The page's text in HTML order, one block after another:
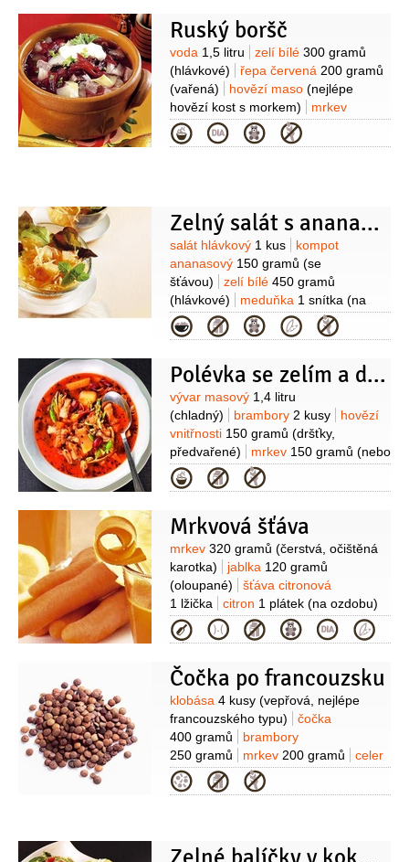
(33%)
víno červené
masový2 decilitry
máslo
80 gramů
slanina60 gramů
Ruský boršč
Suroviny
voda 1,5 litru zelí bílé 300 gramů
(hlávkové)
řepa červená 200 gramů
(vařená)
hovězí maso (nejlépe
hovězí kost s morkem)
mrkev
100 gramů
(nebo jiná kořenová
zelenina)
slanina
Kategorie
Zelný salát s ananasem
Suroviny
salát hlávkový 1 kus
kompot
ananasový 150 gramů (se
šťávou)
zelí bílé 450 gramů
(hlávkové)
meduňka 1 snítka (na
ozdobení)
mrkev
1 kus
(nastrouhaná)
rozinky1 hrst
2 lžíce
sůl1 špetka (dle chuti )
ocet
jablečný
3 lžíce (dle chuti)
Kategorie
Polévka se zelím a dršťkami
Suroviny
vývar masový 1,4 litru
(chladný)
brambory 2 kusy
hovězí
vnitřnosti 150 gramů (dršťky,
předvařené)
mrkev 150 gramů (nebo
jiná kořenová zelenina)
120 gramů
cibule1 kus
fazole
cherry4 kusy máslo1 lžíce
Kategorie
Mrkvová šťáva
Suroviny
mrkev 320 gramů (čerstvá, očištěná
karotka)
jablka 120 gramů
(oloupané)
šťáva citronová
1 lžička
citron 1 plátek (na ozdobu)
Kategorie
Čočka po francouzsku
Suroviny
klobása 4 kusy (vepřová, nejlépe
francouzského typu)
čočka
400 gramů
brambory
250 gramů
mrkev 200 gramů
celer
200 gramů
(nebo 2 stonky
řapíkatého)
slanina anglická
(celý)
Kategorie